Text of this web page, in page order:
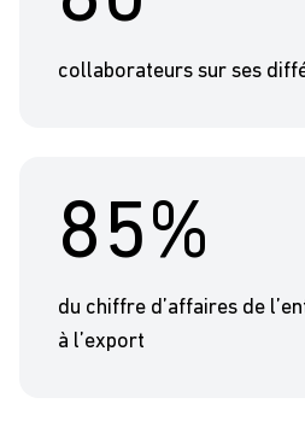
collaborateurs sur ses
85%
du chiffre d’affaires de
à l’export